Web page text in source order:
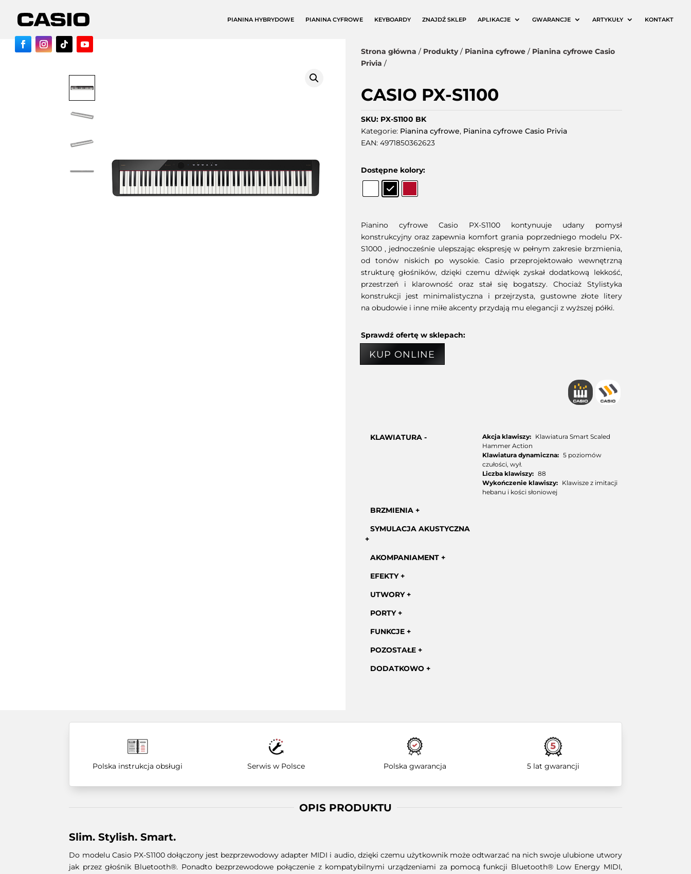
PIANINA HYBRYDOWE PIANINA CYFROWE KEYBOARDY ZNAJDŹ SKLEP APLIKACJE GWARANCJE ARTYKUŁY KONTAKT
Strona główna / Produkty/ Pianina cyfrowe/ Pianina cyfrowe Casio
Privia /
CASIO PX-S1100
SKU: PX-S1100 BK
Kategorie: Pianina cyfrowe, Pianina cyfrowe Casio Privia
EAN: 4971850362623
Dostępne kolory:
Pianino cyfrowe Casio PX-S1100 kontynuuje udany pomysł
konstrukcyjny oraz zapewnia komfort grania poprzedniego modelu PX-
S1000 , jednocześnie ulepszając ekspresję w pełnym zakresie brzmienia,
od tonów niskich po wysokie. Casio przeprojektowało wewnętrzną
strukturę głośników, dzięki czemu dźwięk zyskał dodatkową lekkość,
przestrzeń i klarowność oraz stał się bogatszy. Chociaż Stylistyka
konstrukcji jest minimalistyczna i przejrzysta, gustowne złote litery
na obudowie i inne miłe akcenty przydają mu elegancji z wyższej półki.
Sprawdź ofertę w sklepach:
KUP ONLINE
KLAWIATURA Akcja klawiszy: Klawiatura Smart Scaled
Hammer Action
Klawiatura dynamiczna: 5 poziomów
czułości, wył.
Liczba klawiszy: 88
Wykończenie klawiszy: Klawisze z imitacji
hebanu i kości słoniowej
BRZMIENIA
SYMULACJA AKUSTYCZNA
AKOMPANIAMENT
EFEKTY
UTWORY
PORTY
FUNKCJE
POZOSTAŁE
DODATKOWO
Polska instrukcja obsługi Serwis w Polsce Polska gwarancja 5 lat gwarancji
OPIS PRODUKTU
Slim. Stylish. Smart.
Do modelu Casio PX-S1100 dołączony jest bezprzewodowy adapter MIDI i audio, dzięki czemu użytkownik może odtwarzać na nich swoje ulubione utwory
jak przez głośnik Bluetooth®. Ponadto bezprzewodowe połączenie z kompatybilnymi urządzeniami za pomocą funkcji Bluetooth® Low Energy MIDI,